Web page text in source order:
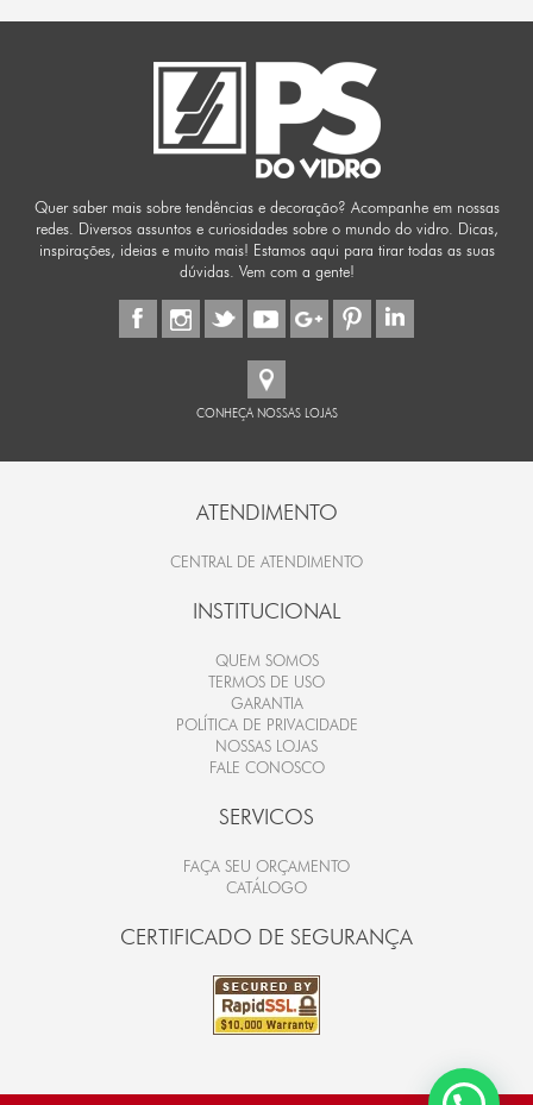
Quer saber mais sobre tendências e decoração? Acompanhe em nossas
redes. Diversos assuntos e curiosidades sobre o mundo do vidro. Dicas,
inspirações, ideias e muito mais! Estamos aqui para tirar todas as suas
dúvidas. Vem com a gente!
CONHEÇA NOSSAS LOJAS
ATENDIMENTO
CENTRAL DE ATENDIMENTO
INSTITUCIONAL
QUEM SOMOS
TERMOS DE USO
GARANTIA
POLÍTICA DE PRIVACIDADE
NOSSAS LOJAS
FALE CONOSCO
SERVICOS
FAÇA SEU ORÇAMENTO
CATÁLOGO
CERTIFICADO DE SEGURANÇA